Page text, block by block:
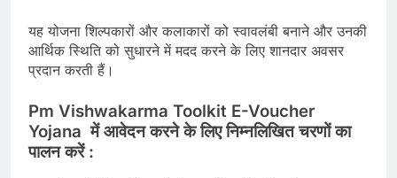
यह योजना शिल्पकारों और कलाकारों को स्वावलंबी बनाने और उनकी
आर्थिक स्थिति को सुधारने में मदद करने के लिए शानदार अवसर
प्रदान करती हैं।
Pm Vishwakarma Toolkit E-Voucher
Yojana में आवेदन करने के लिए निम्नलिखित चरणों का
पालन करें :